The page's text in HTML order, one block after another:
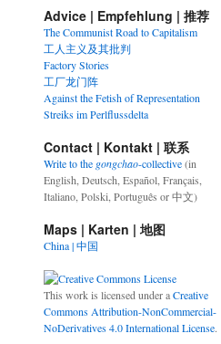
Advice | Empfehlung | 推荐
The Communist Road to Capitalism
工人主义及其批判
Factory Stories
工厂龙门阵
Against the Fetish of Representation
Streiks im Perlflussdelta
Contact | Kontakt | 联系
Write to the gongchao-collective(in
English, Deutsch, Español, Français,
Italiano, Polski, Português or 中文)
Maps | Karten | 地图
China | 中国
This work is licensed under aCreative
Commons Attribution-NonCommercial-
NoDerivatives 4.0 International License.